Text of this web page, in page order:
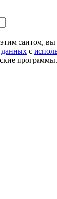
сайтом, вы
данных с
программы.